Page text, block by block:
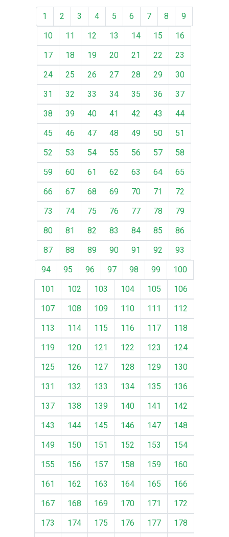
1 2 3 4 5 6 7 8
9
10
11 12 13 14 15
16
17
18 19 20 21 22
23
24
25 26 27 28 29
30
31
32 33 34 35 36
37
38
39 40 41 42 43
44
45
46 47 48 49 50
51
52
53 54 55 56 57
58
59
60 61 62 63 64
65
66
67 68 69 70 71
72
73
74 75 76 77 78
79
80
81 82 83 84 85
86
87
88 89 90 91 92
93
94
95 96 97 98 99
100
101
102 103 104 105
106
107
108 109 110 111
112
113
114 115 116 117
118
119
120 121 122 123
124
125
126 127 128 129
130
131
132 133 134 135
136
137
138 139 140 141
142
143
144 145 146 147
148
149
150 151 152 153
154
155
156 157 158 159
160
161
162 163 164 165
166
167
168 169 170 171
172
173
174 175 176 177
178